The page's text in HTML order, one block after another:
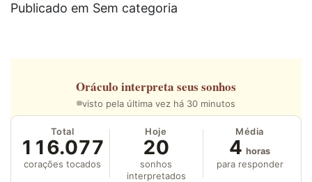
Publicado em Sem categoria
Oráculo interpreta seus sonhos
visto pela última vez há 30 minutos
Total
116.077
corações tocados
Hoje
20
sonhos
interpretados
Média
4 horas
para responder